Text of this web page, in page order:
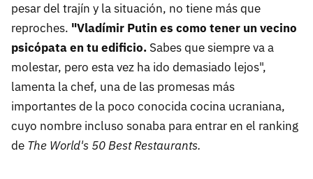
pesar del trajín y la situación, no tiene más que
reproches. "Vladímir Putin es como tener un vecino
psicópata en tu edificio. Sabes que siempre va a
molestar, pero esta vez ha ido demasiado lejos",
lamenta la chef, una de las promesas más
importantes de la poco conocida cocina ucraniana,
cuyo nombre incluso sonaba para entrar en el ranking
de The World's 50 Best Restaurants.